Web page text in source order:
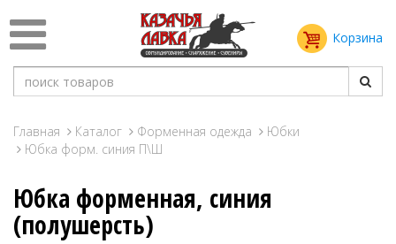
Корзина
Главная Каталог Форменная одежда
Юбки
Юбка форм. синия П\Ш
Юбка форменная, синия
(полушерсть)